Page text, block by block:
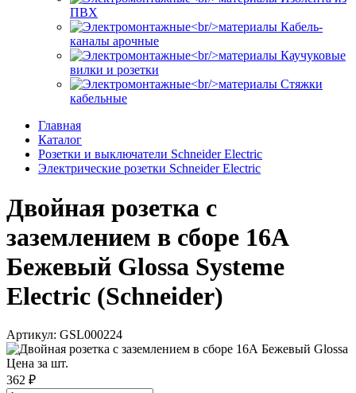
ПВХ
Кабель-
каналы арочные
Каучуковые
вилки и розетки
Стяжки
кабельные
Главная
Каталог
Розетки и выключатели Schneider Electric
Электрические розетки Schneider Electric
Двойная розетка с
заземлением в сборе 16А
Бежевый Glossa Systeme
Electric (Schneider)
Артикул: GSL000224
Цена за шт.
362 ₽